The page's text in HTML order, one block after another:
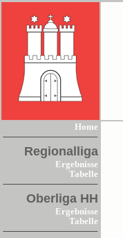
Home
Regionalliga
Ergebnisse
Tabelle
Oberliga HH
Ergebnisse
Tabelle